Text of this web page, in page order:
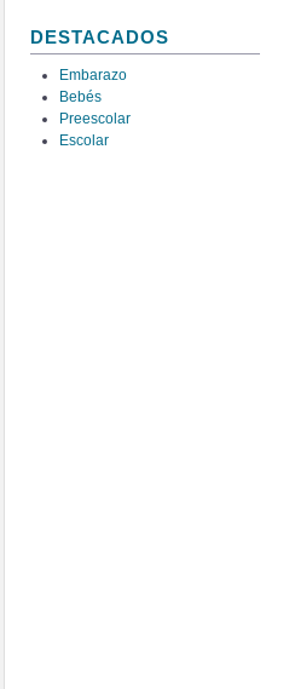
DESTACADOS
Embarazo
Bebés
Preescolar
Escolar